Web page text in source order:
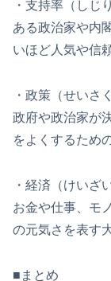
・支持率（しじ
ある政治家や内
いほど人気や信
・政策（せいさ
政府や政治家が
をよくするため
・経済（けいざ
お金や仕事、モ
の元気さを表す
■まとめ